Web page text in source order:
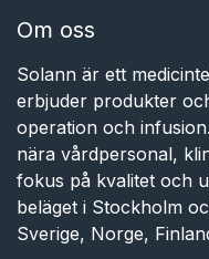
Om oss
Solann är ett
erbjuder produkter
operation och
nära vårdpersonal,
fokus på kvalitet och
beläget i Stockholm
Sverige, Norge,